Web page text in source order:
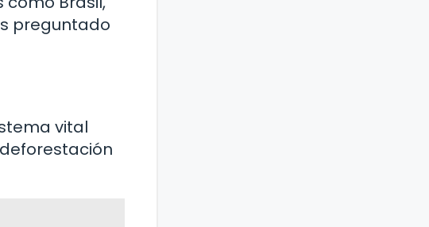
preguntado
vital